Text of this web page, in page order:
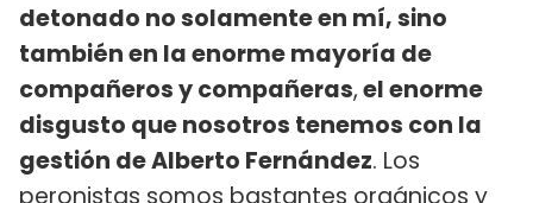
detonado no solamente en mí, sino
también en la enorme mayoría de
compañeros y compañeras,el enorme
disgusto que nosotros tenemos con la
gestión de Alberto Fernández. Los
peronistas somos bastantes orgánicos y